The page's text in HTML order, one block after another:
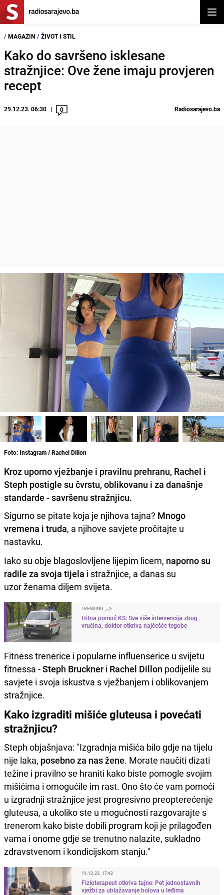
/ MAGAZIN / ŽIVOT I STIL
Kako do savršeno isklesane
stražnjice: Ove žene imaju provjeren
recept
29.12.23. 06:30 0 Radiosarajevo.ba
Foto: Instagram / Rachel Dillon
Kroz uporno vježbanje i pravilnu prehranu, Rachel i
Steph postigle su čvrstu, oblikovanu i za današnje
standarde - savršenu stražnjicu.
Sigurno se pitate koja je njihova tajna? Mnogo
vremena i truda, a njihove savjete pročitajte u
nastavku.
Iako su obje blagoslovljene lijepim licem, naporno su
radile za svoja tijela i stražnjice, a danas su
uzor ženama diljem svijeta.
TRENDING
Hitna pomoć KS: Sve više intervencija zbog
vrućina, doktor otkriva najčešće tegobe
Fitness trenerice i popularne influenserice u svijetu
fitnessa -Steph Bruckner i Rachel Dillon podijelile su
savjete i svoja iskustva s vježbanjem i oblikovanjem
stražnjice.
Kako izgraditi mišiće gluteusa i povećati
stražnjicu?
Steph objašnjava: "Izgradnja mišića bilo gdje na tijelu
nije laka, posebno za nas žene. Morate naučiti dizati
težine i pravilno se hraniti kako biste pomogle svojim
mišićima i omogućile im rast. Ono što će vam pomoći
u izgradnji stražnjice jest progresivno preopterećenje
gluteusa, a ukoliko ste u mogućnosti razgovarajte s
trenerom kako biste dobili program koji je prilagođen
vama i onome gdje se trenutno nalazite, sukladno
zdravstvenom i kondicijskom stanju."
19.12.23. 17:42
Fizioterapeut otkriva tajne: Pet jednostavnih
vježbi za ublažavanje bolova u leđima